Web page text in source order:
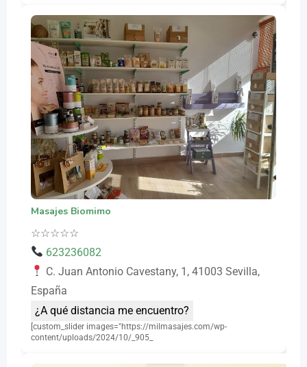
Masajes Biomimo
☆☆☆☆☆
623236082
C. Juan Antonio Cavestany, 1, 41003 Sevilla,
España
¿A qué distancia me encuentro?
[custom_slider images="https://milmasajes.com/wp-
content/uploads/2024/10/_905_